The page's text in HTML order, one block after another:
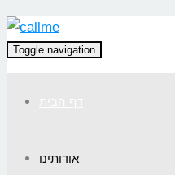
Toggle navigation
אודותינו